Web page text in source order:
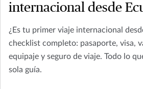
internacional desde
¿Es tu primer viaje internacional
checklist completo: pasaporte, visa,
equipaje y seguro de viaje. Todo lo
sola guía.